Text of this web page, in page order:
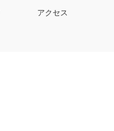
アクセス